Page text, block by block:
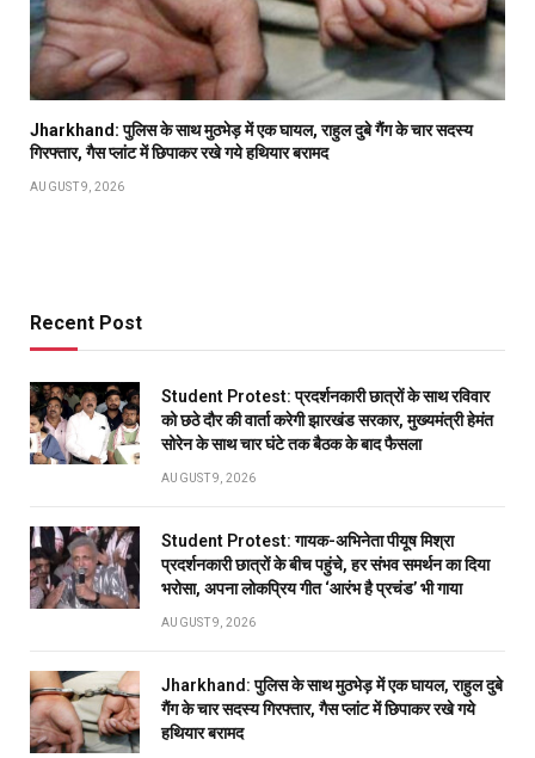
Jharkhand: पुलिस के साथ मुठभेड़ में एक घायल, राहुल दुबे गैंग के चार सदस्य
गिरफ्तार, गैस प्लांट में छिपाकर रखे गये हथियार बरामद
AUGUST 9, 2026
Recent Post
Student Protest: प्रदर्शनकारी छात्रों के साथ रविवार
को छठे दौर की वार्ता करेगी झारखंड सरकार, मुख्यमंत्री हेमंत
सोरेन के साथ चार घंटे तक बैठक के बाद फैसला
AUGUST 9, 2026
Student Protest: गायक-अभिनेता पीयूष मिश्रा
प्रदर्शनकारी छात्रों के बीच पहुंचे, हर संभव समर्थन का दिया
भरोसा, अपना लोकप्रिय गीत ‘आरंभ है प्रचंड’ भी गाया
AUGUST 9, 2026
Jharkhand: पुलिस के साथ मुठभेड़ में एक घायल, राहुल दुबे
गैंग के चार सदस्य गिरफ्तार, गैस प्लांट में छिपाकर रखे गये
हथियार बरामद